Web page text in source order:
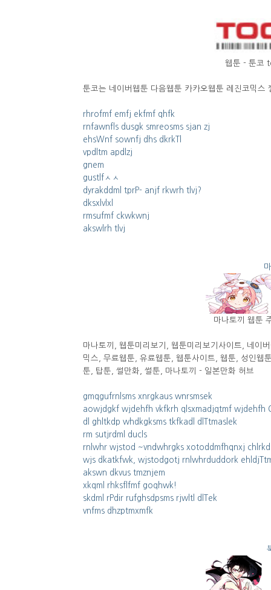
웹툰 - 툰코
툰코는 네이버웹툰 다음웹툰 카카오웹툰 레진코믹
rhrofmf emfj ekfmf qhfk
rnfawnfls dusgk smreosms sjan zj
ehsWnf sownfj dhs dkrkTl
vpdltm apdlzj
gnem
gustlfㅅㅅ
dyrakddml tprP- anjf rkwrh tlvj?
dksxlvlxl
rmsufmf ckwkwnj
akswlrh tlvj
마나토끼 웹툰
마나토끼, 웹툰미리보기, 웹툰미리보기사이트, 네이
믹스, 무료웹툰, 유료웹툰, 웹툰사이트, 웹툰, 성인웹
툰, 탑툰, 썰만화, 썰툰, 마나토끼 - 일본만화 허브
gmqgufrnlsms xnrgkaus wnrsmsek
aowjdgkf wjdehfh vkfkrh qlsxmadjqtmf wjdehfh
dl ghltkdp whdkgksms tkfkadl dlTtmaslek
rm sutjrdml ducls
rnlwhr wjstod ~vndwhrgks xotoddmfhqnxj
wjs dkatkfwk, wjstodgotj rnlwhrduddork
akswn dkvus tmznjem
xkqml rhksflfmf goqhwk!
skdml rPdir rufghsdpsms rjwltl dlTek
vnfms dhzptmxmfk